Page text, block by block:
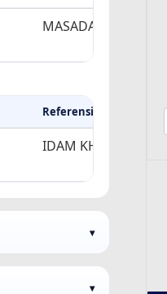
MASADAH
Referensi
IDAM KHOLID